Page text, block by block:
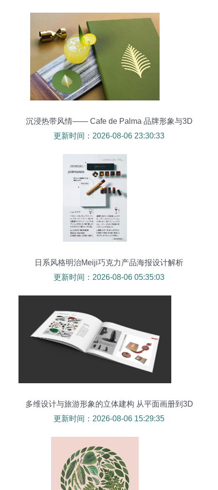
沉浸热带风情—— Cafe de Palma 品牌形象与3D
设计的视觉叙事
更新时间：2026-08-06 23:30:33
日系风格明治Meiji巧克力产品海报设计解析
更新时间：2026-08-06 05:35:03
多维设计与旅游形象的立体建构 从平面画册到3D
设计的融合实践
更新时间：2026-08-06 15:29:35